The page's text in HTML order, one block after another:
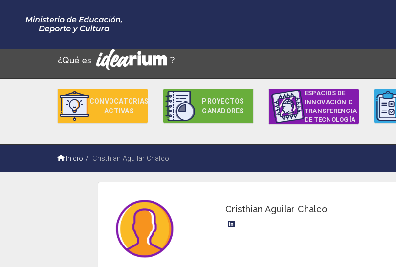
CONVOCATORIAS
ACTIVAS
PROYECTOS
GANADORES
ESPACIOS DE
INNOVACIÓN O
TRANSFERENCIA
DE TECNOLOGÍA
Inicio Cristhian Aguilar Chalco
Cristhian Aguilar Chalco